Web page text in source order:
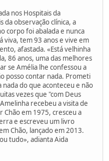
nos Hospitais da
da observação clínica, a
corpo foi abalada e nunca
viva, tem 93 anos e vive em
afastada. «Está velhinha
86 anos, uma das melhores
se Amélia lhe confessou a
posso contar nada. Prometi
nada do que aconteceu e não
vezes que "com Deus
recebeu a visita de
Chão em 1975, cresceu a
e escreveu um livro
Chão, lançado em 2013.
tudo», adianta Aida